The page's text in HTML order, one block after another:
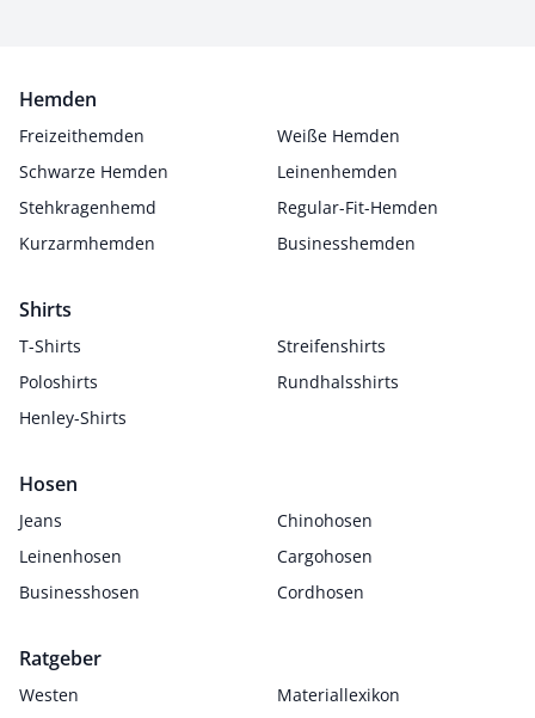
Hemden
Freizeithemden
Weiße Hemden
Schwarze Hemden
Leinenhemden
Stehkragenhemd
Regular-Fit-Hemden
Kurzarmhemden
Businesshemden
Shirts
T-Shirts
Streifenshirts
Poloshirts
Rundhalsshirts
Henley-Shirts
Hosen
Jeans
Chinohosen
Leinenhosen
Cargohosen
Businesshosen
Cordhosen
Ratgeber
Westen
Materiallexikon